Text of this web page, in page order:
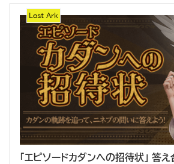
Lost Ark
「エピソードカダンへの招待状」 答え